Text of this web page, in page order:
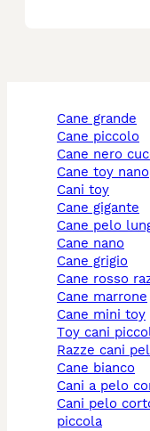
cane grande
cane piccolo
cane nero
cane toy nano
cani toy
cane gigante
cane pelo
cane nano
cane grigio
cane rosso
cane marrone
cane mini toy
toy cani
razze cani
cane bianco
cani a pelo
cani pelo corto taglia
piccola